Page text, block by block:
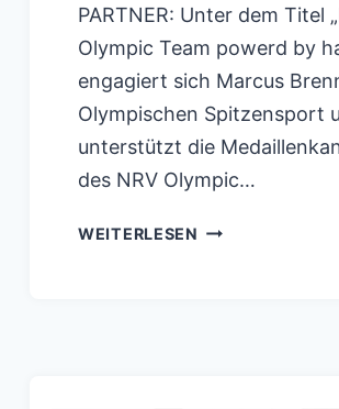
PARTNER: Unter dem Titel
Olympic Team powerd by
engagiert sich Marcus
Olympischen Spitzensport
unterstützt die
des NRV Olympic…
WEITERLESEN NRV